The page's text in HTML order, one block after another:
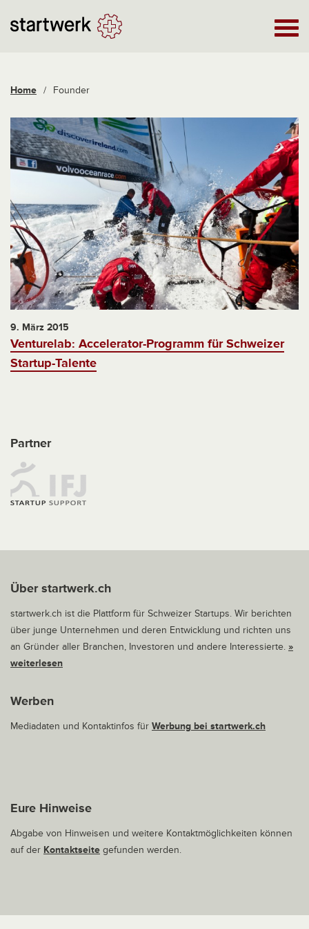
Home / Founder
9. März 2015
Venturelab: Accelerator-Programm für Schweizer
Startup-Talente
Partner
Über startwerk.ch
startwerk.ch ist die Plattform für Schweizer Startups. Wir berichten
über junge Unternehmen und deren Entwicklung und richten uns
an Gründer aller Branchen, Investoren und andere Interessierte. »
weiterlesen
Werben
Mediadaten und Kontaktinfos für Werbung bei startwerk.ch
Eure Hinweise
Abgabe von Hinweisen und weitere Kontaktmöglichkeiten können
auf der Kontaktseite gefunden werden.